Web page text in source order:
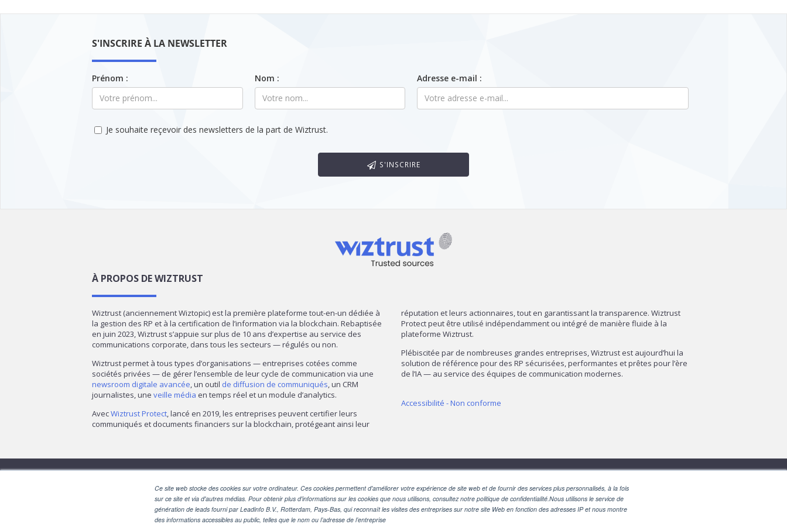
Ce site web stocke des cookies sur votre ordinateur. Ces cookies permettent d'améliorer votre expérience de site web et de fournir des services plus personnalisés, à la fois
sur ce site et via d'autres médias. Pour obtenir plus d'informations sur les cookies que nous utilisons, consultez notre politique de confidentialité.Nous utilisons le service de
génération de leads fourni par Leadinfo B.V., Rotterdam, Pays-Bas, qui reconnaît les visites des entreprises sur notre site Web en fonction des adresses IP et nous montre
des informations accessibles au public, telles que le nom ou l’adresse de l’entreprise
S'INSCRIRE À LA NEWSLETTER
Prénom : Nom : Adresse e-mail :
Je souhaite reçevoir des newsletters de la part de Wiztrust.
S'INSCRIRE
À PROPOS DE WIZTRUST
Wiztrust (anciennement Wiztopic) est la première plateforme tout-en-un dédiée à
la gestion des RP et à la certification de l’information via la blockchain. Rebaptisée
en juin 2023, Wiztrust s’appuie sur plus de 10 ans d’expertise au service des
communications corporate, dans tous les secteurs — régulés ou non.
Wiztrust permet à tous types d’organisations — entreprises cotées comme
sociétés privées — de gérer l’ensemble de leur cycle de communication via une
newsroom digitale avancée, un outil de diffusion de communiqués, un CRM
journalistes, une veille média en temps réel et un module d’analytics.
AvecWiztrust Protect, lancé en 2019, les entreprises peuvent certifier leurs
communiqués et documents financiers sur la blockchain, protégeant ainsi leur
réputation et leurs actionnaires, tout en garantissant la transparence. Wiztrust
Protect peut être utilisé indépendamment ou intégré de manière fluide à la
plateforme Wiztrust.
Plébiscitée par de nombreuses grandes entreprises, Wiztrust est aujourd’hui la
solution de référence pour des RP sécurisées, performantes et prêtes pour l’ère
de l’IA — au service des équipes de communication modernes.
Accessibilité - Non conforme
SUIVEZ-NOUS